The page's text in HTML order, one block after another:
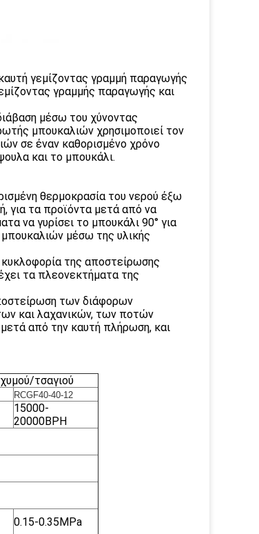
γεμίζοντας γραμμή παραγωγής
γραμμής παραγωγής και
μέσω του χύνοντας
μπουκαλιών χρησιμοποιεί τον
σε έναν καθορισμένο χρόνο
και το μπουκάλι.
θερμοκρασία του νερού έξω
για τα προϊόντα μετά από να
να γυρίσει το μπουκάλι 90° για
μέσω της υλικής
της αποστείρωσης
τα πλεονεκτήματα της
των διάφορων
και λαχανικών, των ποτών
από την καυτή πλήρωση, και
τσαγιού
RCGF40-40-12
15000-
20000BPH
0.15-0.35MPa